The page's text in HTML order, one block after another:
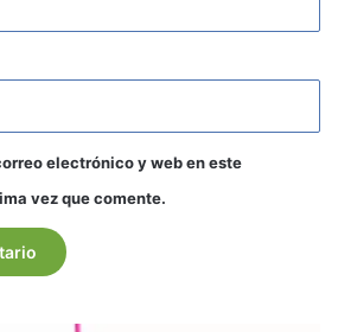
electrónico y web en este
vez que comente.